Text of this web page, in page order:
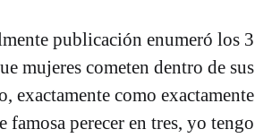
publicación enumeró los 3
mujeres cometen dentro de sus
exactamente como exactamente
famosa perecer en tres, yo tengo